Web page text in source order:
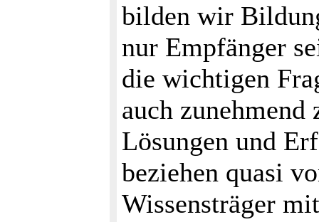
bilden wir
nur Empfänger
die wichtigen
auch zunehmend
Lösungen und
beziehen quasi
Wissensträger